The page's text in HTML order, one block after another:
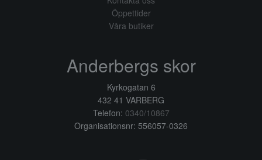
Öppettider
Våra butiker
Anderbergs skor
Kyrkogatan 6
432 41 VARBERG
Telefon: 0340/10867
Organisationsnr: 556057-0326